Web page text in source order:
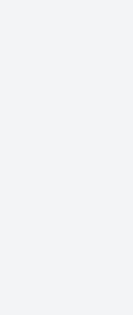
루션인 노티플라이를
할 수 있습니다. 네이
시나리오도 향후 업